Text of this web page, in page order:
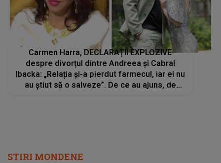
Carmen Harra, DECLARAȚII EXPLOZIVE
despre divorțul dintre Andreea și Cabral
Ibacka: „Relația și-a pierdut farmecul, iar ei nu
au știut să o salveze”. De ce au ajuns, de
STIRI MONDENE